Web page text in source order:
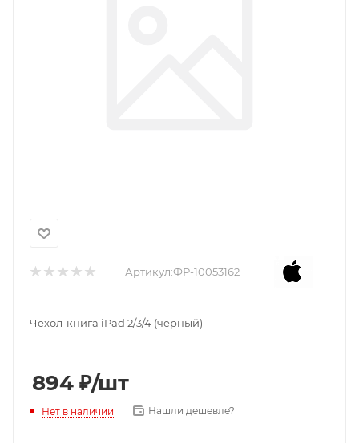
Артикул:ФР-10053162
Чехол-книга iPad 2/3/4 (черный)
894 ₽/шт
Нет в наличии Нашли дешевле?